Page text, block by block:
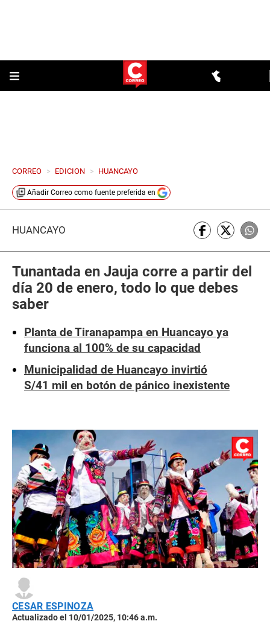
CORREO > EDICION > HUANCAYO
Añadir Correo como fuente preferida en
HUANCAYO
Tunantada en Jauja corre a partir del
día 20 de enero, todo lo que debes
saber
Planta de Tiranapampa en Huancayo ya
funciona al 100% de su capacidad
Municipalidad de Huancayo invirtió
S/41 mil en botón de pánico inexistente
CESAR ESPINOZA
Actualizado el 10/01/2025, 10:46 a.m.